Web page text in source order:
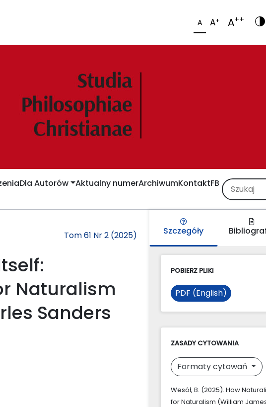
A A+ A++
Dla Autorów Aktualny numerArchiwumKontaktFB
Tom 61 Nr 2 (2025)
Naturalism
Sanders
Szczegóły
POBIERZ PLIKI
PDF (English)
ZASADY CYTOWANIA
Formaty cytowań
Wesół, B. (2025). How
for Naturalism (William